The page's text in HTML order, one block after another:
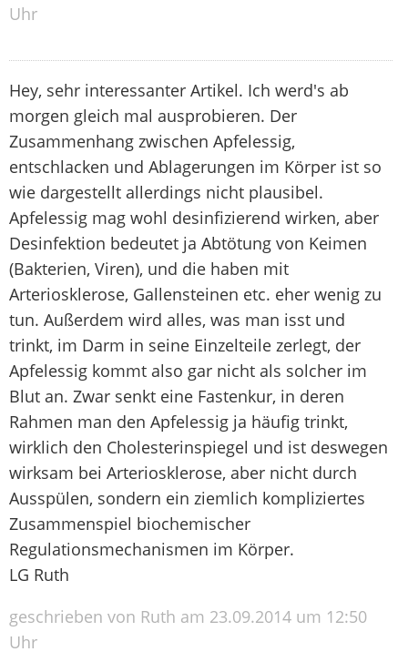
Uhr
Hey, sehr interessanter Artikel. Ich werd's ab
morgen gleich mal ausprobieren. Der
Zusammenhang zwischen Apfelessig,
entschlacken und Ablagerungen im Körper ist so
wie dargestellt allerdings nicht plausibel.
Apfelessig mag wohl desinfizierend wirken, aber
Desinfektion bedeutet ja Abtötung von Keimen
(Bakterien, Viren), und die haben mit
Arteriosklerose, Gallensteinen etc. eher wenig zu
tun. Außerdem wird alles, was man isst und
trinkt, im Darm in seine Einzelteile zerlegt, der
Apfelessig kommt also gar nicht als solcher im
Blut an. Zwar senkt eine Fastenkur, in deren
Rahmen man den Apfelessig ja häufig trinkt,
wirklich den Cholesterinspiegel und ist deswegen
wirksam bei Arteriosklerose, aber nicht durch
Ausspülen, sondern ein ziemlich kompliziertes
Zusammenspiel biochemischer
Regulationsmechanismen im Körper.
LG Ruth
geschrieben von Ruth am 23.09.2014 um 12:50
Uhr